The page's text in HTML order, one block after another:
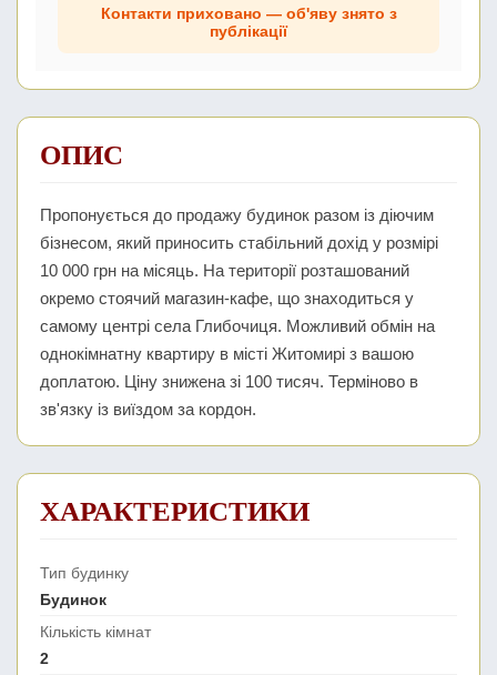
Контакти приховано — об'яву знято з
публікації
ОПИС
Пропонується до продажу будинок разом із діючим
бізнесом, який приносить стабільний дохід у розмірі
10 000 грн на місяць. На території розташований
окремо стоячий магазин-кафе, що знаходиться у
самому центрі села Глибочиця. Можливий обмін на
однокімнатну квартиру в місті Житомирі з вашою
доплатою. Ціну знижена зі 100 тисяч. Терміново в
зв'язку із виїздом за кордон.
ХАРАКТЕРИСТИКИ
Тип будинку
Будинок
Кількість кімнат
2